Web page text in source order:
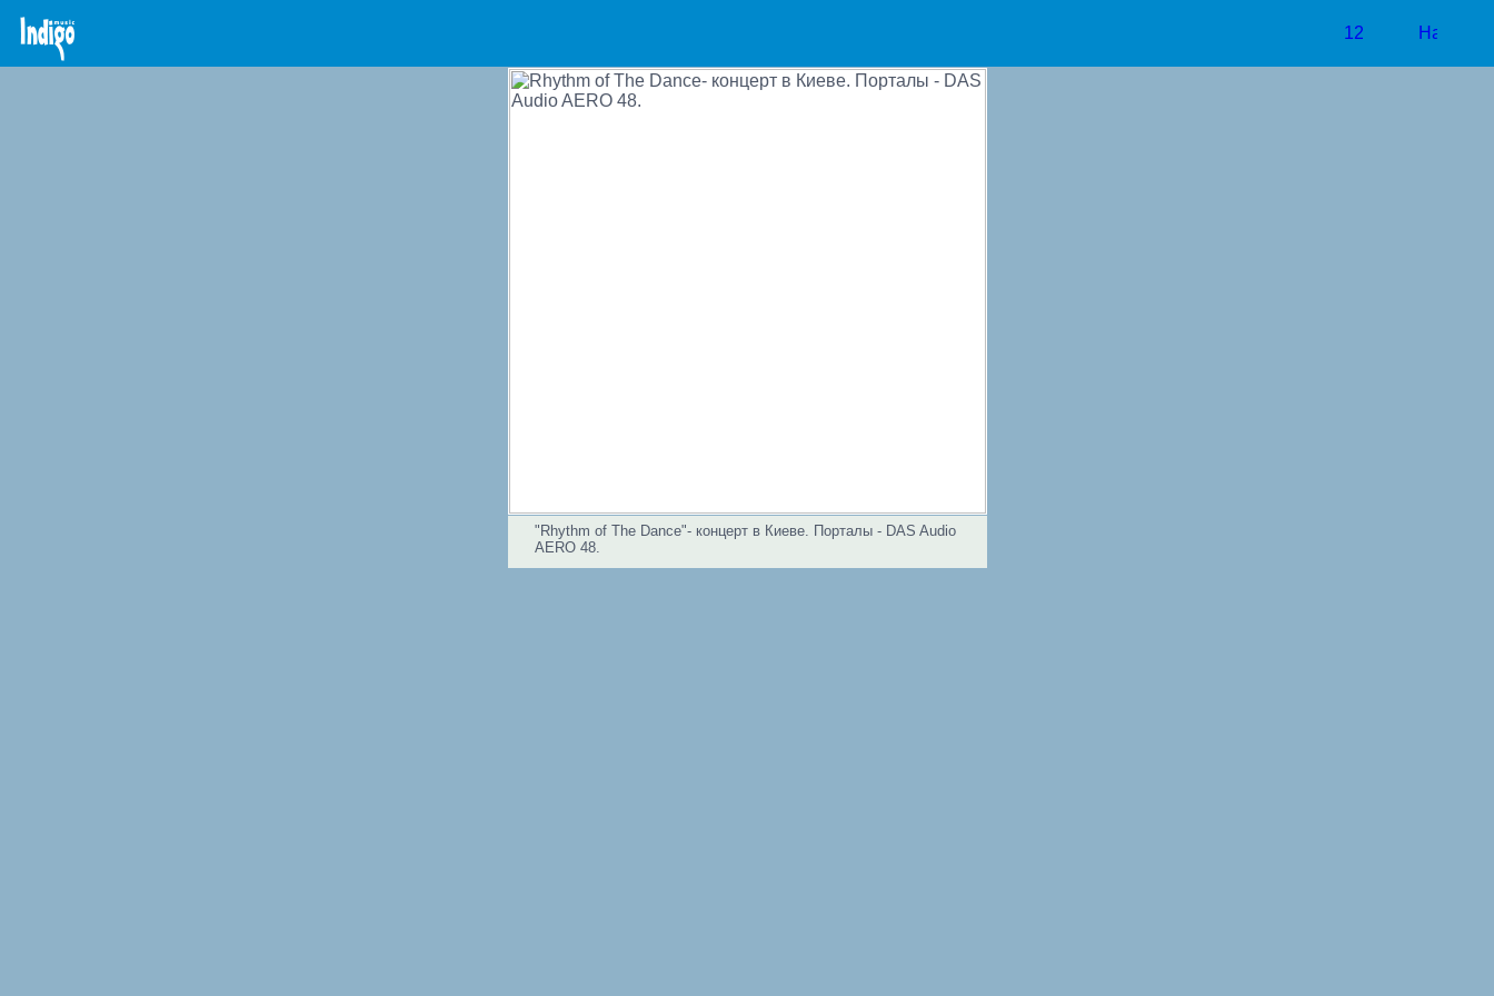
"Rhythm of The Dance"- концерт в Киеве. Порталы - DAS Audio
AERO 48.